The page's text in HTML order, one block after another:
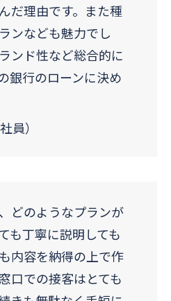
だ理由です。また種
ンなども魅力でし
ンド性など総合的に
銀行のローンに決め
員）
どのようなプランが
も丁寧に説明しても
内容を納得の上で作
口での接客はとても